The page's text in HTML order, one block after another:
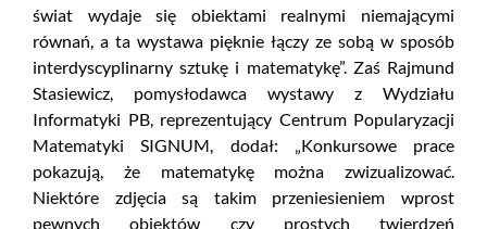
świat wydaje się obiektami realnymi niemającymi
równań, a ta wystawa pięknie łączy ze sobą w sposób
interdyscyplinarny sztukę i matematykę”. Zaś Rajmund
Stasiewicz, pomysłodawca wystawy z Wydziału
Informatyki PB, reprezentujący Centrum Popularyzacji
Matematyki SIGNUM, dodał: „Konkursowe prace
pokazują, że matematykę można zwizualizować.
Niektóre zdjęcia są takim przeniesieniem wprost
pewnych obiektów czy prostych twierdzeń